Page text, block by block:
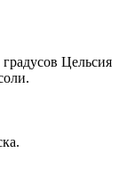
Цельсия